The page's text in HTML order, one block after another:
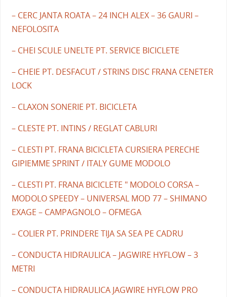
– CERC JANTA ROATA – 24 INCH ALEX – 36 GAURI –
NEFOLOSITA
– CHEI SCULE UNELTE PT. SERVICE BICICLETE
– CHEIE PT. DESFACUT / STRINS DISC FRANA CENETER
LOCK
– CLAXON SONERIE PT. BICICLETA
– CLESTE PT. INTINS / REGLAT CABLURI
– CLESTI PT. FRANA BICICLETA CURSIERA PERECHE
GIPIEMME SPRINT / ITALY GUME MODOLO
– CLESTI PT. FRANA BICICLETE " MODOLO CORSA –
MODOLO SPEEDY – UNIVERSAL MOD 77 – SHIMANO
EXAGE – CAMPAGNOLO – OFMEGA
– COLIER PT. PRINDERE TIJA SA SEA PE CADRU
– CONDUCTA HIDRAULICA – JAGWIRE HYFLOW – 3
METRI
– CONDUCTA HIDRAULICA JAGWIRE HYFLOW PRO